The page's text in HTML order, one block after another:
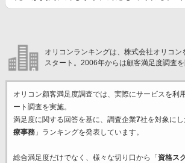
オリコンランキングは、株式会社オリコン
スタート。2006年からは顧客満足度調査を
オリコン顧客満足度調査では、実際にサービスを利
ート調査を実施。
満足度に関する回答を基に、調査企業7社を対象にし
療事務」ランキングを発表しています。
総合満足度だけでなく、様々な切り口から「 資格ス